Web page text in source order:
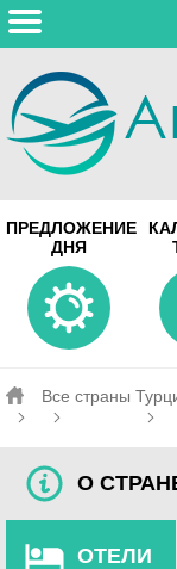
ул.
смотреть на
МИНСК
ул.
ул.
ПРЕДЛОЖЕНИЕ
ДНЯ
Все страны
О
ОТЕЛИ